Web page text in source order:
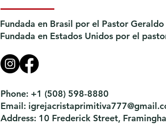
Fundada en Brasil por el Pastor Geraldo
Fundada en Estados Unidos por el
Phone: +1 (508) 598-8880
Email:
Address: 10 Frederick Street,